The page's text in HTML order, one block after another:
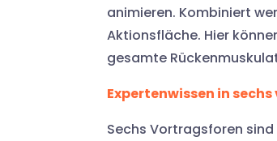
animieren. Kombiniert
Aktionsfläche. Hier
gesamte
Expertenwissen in
Sechs Vortragsforen